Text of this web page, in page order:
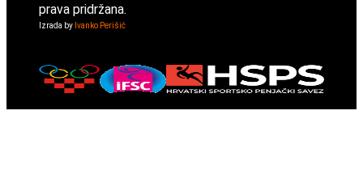
prava pridržana.
Izrada by Ivanko Perišić